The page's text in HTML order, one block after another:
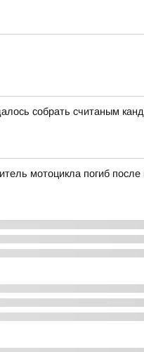
собрать считаным
мотоцикла погиб